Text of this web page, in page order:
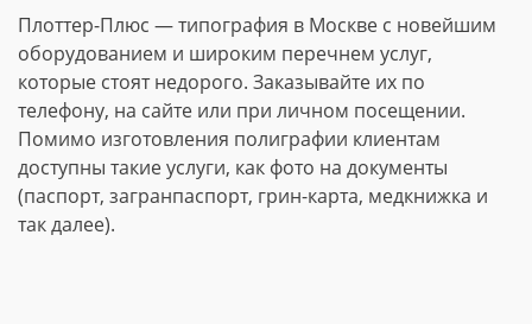
Плоттер-Плюс — типография в Москве с новейшим
оборудованием и широким перечнем услуг,
которые стоят недорого. Заказывайте их по
телефону, на сайте или при личном посещении.
Помимо изготовления полиграфии клиентам
доступны такие услуги, как фото на документы
(паспорт, загранпаспорт, грин-карта, медкнижка и
так далее).